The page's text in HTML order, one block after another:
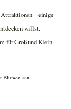
– einige
willst,
für Groß und Klein.
Blumen satt.